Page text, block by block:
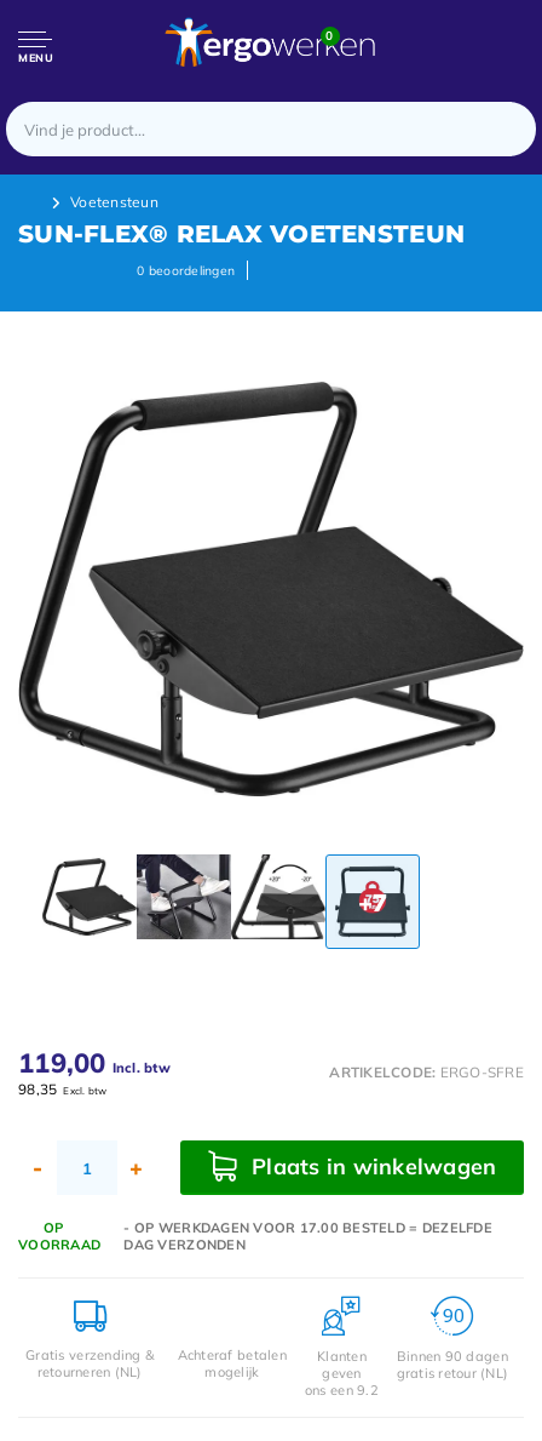
MENU
0
Voetensteun
SUN-FLEX® RELAX VOETENSTEUN
0 beoordelingen
+7
119,00 Incl. btw
98,35 Excl. btw
ARTIKELCODE: ERGO-SFRE
- + Plaats in winkelwagen
OP
VOORRAAD
- OP WERKDAGEN VOOR 17.00 BESTELD = DEZELFDE
DAG VERZONDEN
Gratis verzending &
retourneren (NL)
Achteraf betalen
mogelijk
Klanten
geven
ons een 9.2
Binnen 90 dagen
gratis retour (NL)